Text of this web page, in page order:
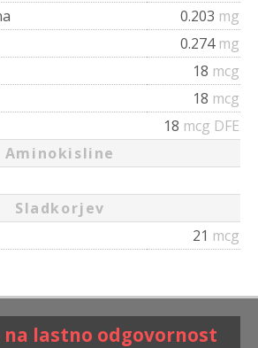
0.203 mg
0.274 mg
18 mcg
18 mcg
18 mcg DFE
Aminokisline
Sladkorjev
21 mcg
lastno odgovornost